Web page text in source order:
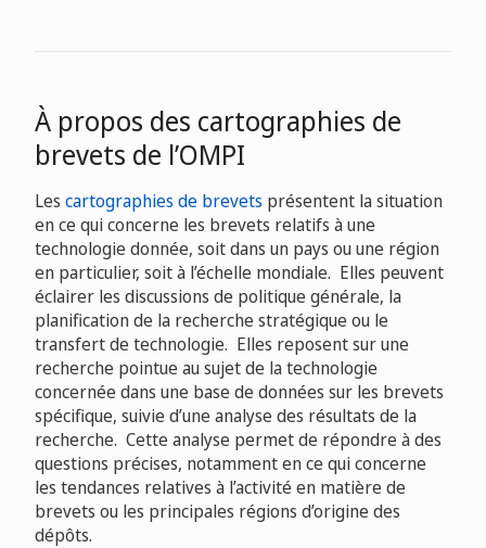
À propos des cartographies de
brevets de l’OMPI
Les cartographies de brevets présentent la situation
en ce qui concerne les brevets relatifs à une
technologie donnée, soit dans un pays ou une région
en particulier, soit à l’échelle mondiale. Elles peuvent
éclairer les discussions de politique générale, la
planification de la recherche stratégique ou le
transfert de technologie. Elles reposent sur une
recherche pointue au sujet de la technologie
concernée dans une base de données sur les brevets
spécifique, suivie d’une analyse des résultats de la
recherche. Cette analyse permet de répondre à des
questions précises, notamment en ce qui concerne
les tendances relatives à l’activité en matière de
brevets ou les principales régions d’origine des
dépôts.